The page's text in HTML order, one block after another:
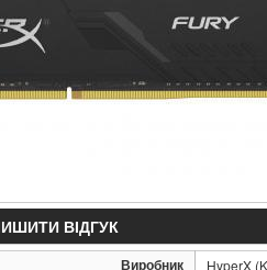
ВІДГУК
Виробник HyperX